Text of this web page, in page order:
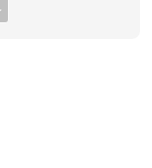
Toggle Dropdown